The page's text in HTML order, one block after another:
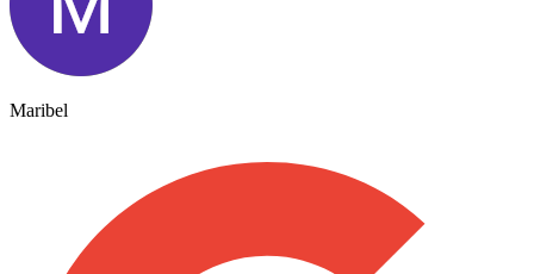
Maribel